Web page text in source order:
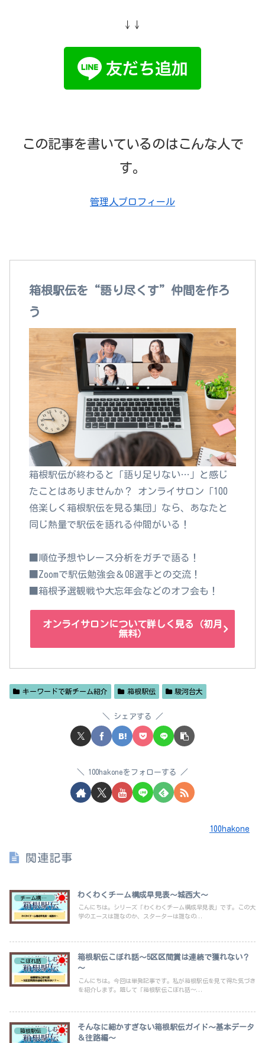
↓↓
この記事を書いているのはこんな人で
す。
管理人プロフィール
箱根駅伝を“語り尽くす”仲間を作ろ
う
箱根駅伝が終わると「語り足りない…」と感じ
たことはありませんか？ オンライサロン「100
倍楽しく箱根駅伝を見る集団」なら、あなたと
同じ熱量で駅伝を語れる仲間がいる！
■順位予想やレース分析をガチで語る！
■Zoomで駅伝勉強会＆OB選手との交流！
■箱根予選観戦や大忘年会などのオフ会も！
オンライサロンについて詳しく見る（初月
無料）
キーワードで新チーム紹介 箱根駅伝 駿河台大
シェアする
100hakoneをフォローする
100hakone
関連記事
チーム構成早見表 わくわくチーム構成早見表～城西大～
こんにちは。シリーズ「わくわくチーム構成早見表」です。この大
学のエースは誰なのか、スターターは誰なの...
こぼれ話
箱根駅伝こぼれ話～5区区間賞は連続で獲れない？
～
こんにちは。今回は単発記事です。私が箱根駅伝を見て得た気づき
を紹介します。題して「箱根駅伝こぼれ話～...
箱根駅伝
そんなに細かすぎない箱根駅伝ガイド～基本データ
＆往路編～